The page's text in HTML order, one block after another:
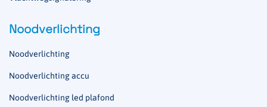
Noodverlichting
Noodverlichting
Noodverlichting accu
Noodverlichting led plafond